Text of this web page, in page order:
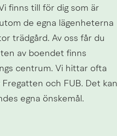
finns till för dig som är
de egna lägenheterna
trädgård. Av oss får du
av boendet finns
centrum. Vi hittar ofta
och FUB. Det kan
egna önskemål.